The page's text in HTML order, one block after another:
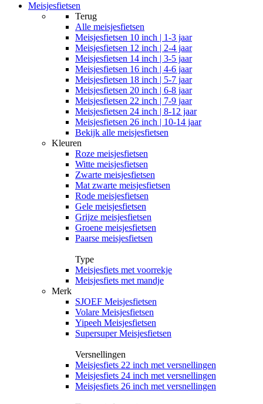
Meisjesfietsen
Terug
Alle meisjesfietsen
Meisjesfietsen 10 inch | 1-3 jaar
Meisjesfietsen 12 inch | 2-4 jaar
Meisjesfietsen 14 inch | 3-5 jaar
Meisjesfietsen 16 inch | 4-6 jaar
Meisjesfietsen 18 inch | 5-7 jaar
Meisjesfietsen 20 inch | 6-8 jaar
Meisjesfietsen 22 inch | 7-9 jaar
Meisjesfietsen 24 inch | 8-12 jaar
Meisjesfietsen 26 inch | 10-14 jaar
Bekijk alle meisjesfietsen
Kleuren
Roze meisjesfietsen
Witte meisjesfietsen
Zwarte meisjesfietsen
Mat zwarte meisjesfietsen
Rode meisjesfietsen
Gele meisjesfietsen
Grijze meisjesfietsen
Groene meisjesfietsen
Paarse meisjesfietsen
Type
Meisjesfiets met voorrekje
Meisjesfiets met mandje
Merk
SJOEF Meisjesfietsen
Volare Meisjesfietsen
Yipeeh Meisjesfietsen
Supersuper Meisjesfietsen
Versnellingen
Meisjesfiets 22 inch met versnellingen
Meisjesfiets 24 inch met versnellingen
Meisjesfiets 26 inch met versnellingen